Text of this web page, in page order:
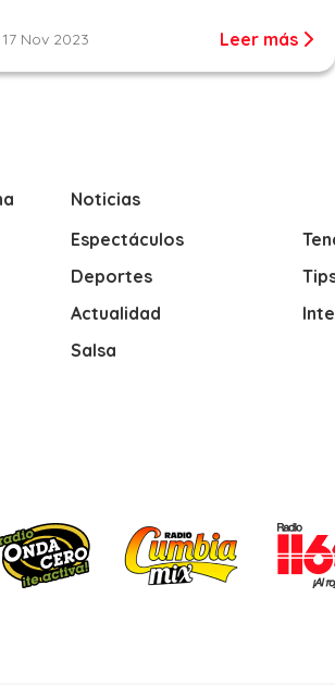
17 Nov 2023 Leer más
Noticias
Espectáculos
Deportes
Actualidad
Salsa